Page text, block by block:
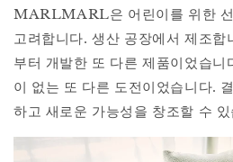
MARLMARL은 어린이를 위한 선
고려합니다. 생산 공장에서 제조
부터 개발한 또 다른 제품이었습니
이 없는 또 다른 도전이었습니다.
하고 새로운 가능성을 창조할 수